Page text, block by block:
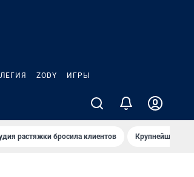
ZODY ИГРЫ
растяжки бросила клиентов Крупнейшие